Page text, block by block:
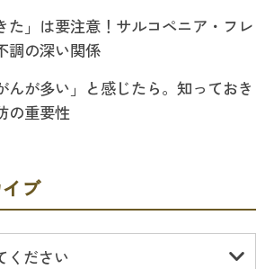
た」は要注意！サルコペニア・フレ
調の深い関係
んが多い」と感じたら。知っておき
の重要性
ブ
ください